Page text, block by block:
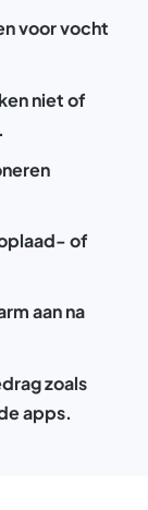
voor vocht
niet of
of
aan na
zoals
apps.